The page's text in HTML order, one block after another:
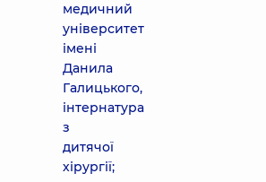
медичний
університет
імені
Данила
Галицького,
інтернатура
з
дитячої
хірургії;